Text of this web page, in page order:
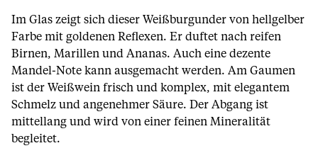
Im Glas zeigt sich dieser Weißburgunder von hellgelber
Farbe mit goldenen Reflexen. Er duftet nach reifen
Birnen, Marillen und Ananas. Auch eine dezente
Mandel-Note kann ausgemacht werden. Am Gaumen
ist der Weißwein frisch und komplex, mit elegantem
Schmelz und angenehmer Säure. Der Abgang ist
mittellang und wird von einer feinen Mineralität
begleitet.